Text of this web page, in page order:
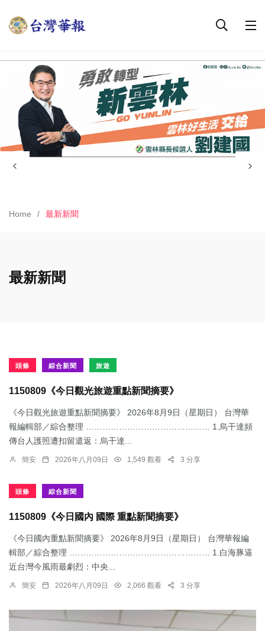
Home 最新新聞
最新新聞
頭條 綜合新聞 旅遊
1150809《今日觀光旅遊重點新聞摘要》
《今日觀光旅遊重點新聞摘要》 2026年8月9日（星期日） 台灣華
報編輯部／綜合整理 ……………………………………… 1.烏干達頻
傳台人護照遭扣留遣返：​烏干達...
簡安 2026年八月09日 1,549 觀看 3 分享
頭條 綜合新聞
1150809《今日國內 國際 重點新聞摘要》
《今日國內重點新聞摘要》 2026年8月9日（星期日） 台灣華報編
輯部／綜合整理 …………………………………………… 1.白海豚逼
近台灣今風雨最劇烈：中央...
簡安 2026年八月09日 2,066 觀看 3 分享